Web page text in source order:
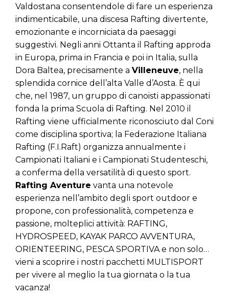
Valdostana consentendole di fare un esperienza
indimenticabile, una discesa Rafting divertente,
emozionante e incorniciata da paesaggi
suggestivi. Negli anni Ottanta il Rafting approda
in Europa, prima in Francia e poi in Italia, sulla
Dora Baltea, precisamente a Villeneuve, nella
splendida cornice dell’alta Valle d’Aosta. È qui
che, nel 1987, un gruppo di canoisti appassionati
fonda la prima Scuola di Rafting. Nel 2010 il
Rafting viene ufficialmente riconosciuto dal Coni
come disciplina sportiva; la Federazione Italiana
Rafting (F.I.Raft) organizza annualmente i
Campionati Italiani e i Campionati Studenteschi,
a conferma della versatilità di questo sport.
Rafting Aventure vanta una notevole
esperienza nell’ambito degli sport outdoor e
propone, con professionalità, competenza e
passione, molteplici attività: RAFTING,
HYDROSPEED, KAYAK PARCO AVVENTURA,
ORIENTEERING, PESCA SPORTIVA e non solo…
vieni a scoprire i nostri pacchetti MULTISPORT
per vivere al meglio la tua giornata o la tua
vacanza!